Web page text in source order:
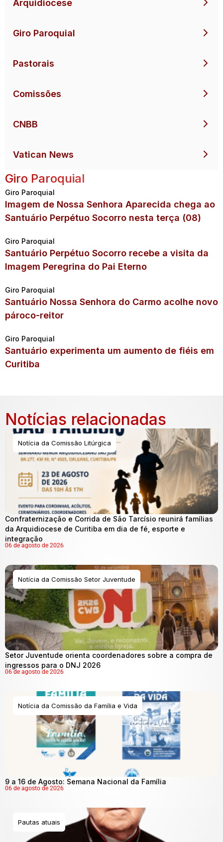
Arquidiocese
Giro Paroquial
Pastorais
Comissões
CNBB
Vatican News
Giro Paroquial
Giro Paroquial
Imagem de Nossa Senhora Aparecida chega ao
Santuário Perpétuo Socorro nesta terça (08)
Giro Paroquial
Santuário Perpétuo Socorro recebe a visita da
Imagem Peregrina do Pai Eterno
Giro Paroquial
Santuário Nossa Senhora do Carmo acolhe novo
pároco-reitor
Giro Paroquial
Santuário experimenta um aumento de fiéis em
Curitiba
Notícias relacionadas
Notícia da Comissão Litúrgica
Confraternização e Corrida de São Tarcísio reunirá famílias
da Arquidiocese de Curitiba em dia de fé, esporte e
integração
06 de agosto de 2026
Notícia da Comissão Setor Juventude
Setor Juventude orienta coordenadores sobre a compra de
ingressos para o DNJ 2026
06 de agosto de 2026
Notícia da Comissão da Família e Vida
9 a 16 de Agosto: Semana Nacional da Família
06 de agosto de 2026
Pautas atuais